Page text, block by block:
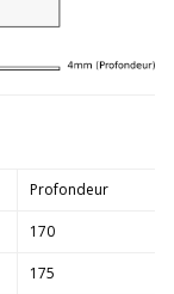
Profondeur
170
175